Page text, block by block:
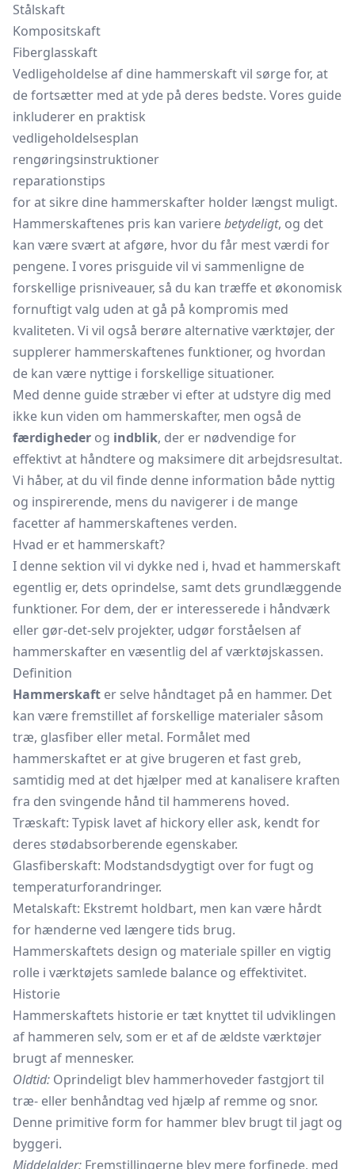
Stålskaft
Kompositskaft
Fiberglasskaft
Vedligeholdelse af dine hammerskaft vil sørge for, at
de fortsætter med at yde på deres bedste. Vores guide
inkluderer en praktisk
vedligeholdelsesplan
rengøringsinstruktioner
reparationstips
for at sikre dine hammerskafter holder længst muligt.
Hammerskaftenes pris kan varierebetydeligt, og det
kan være svært at afgøre, hvor du får mest værdi for
pengene. I vores prisguide vil vi sammenligne de
forskellige prisniveauer, så du kan træffe et økonomisk
fornuftigt valg uden at gå på kompromis med
kvaliteten. Vi vil også berøre alternative værktøjer, der
supplerer hammerskaftenes funktioner, og hvordan
de kan være nyttige i forskellige situationer.
Med denne guide stræber vi efter at udstyre dig med
ikke kun viden om hammerskafter, men også de
færdigheder og indblik, der er nødvendige for
effektivt at håndtere og maksimere dit arbejdsresultat.
Vi håber, at du vil finde denne information både nyttig
og inspirerende, mens du navigerer i de mange
facetter af hammerskaftenes verden.
Hvad er et hammerskaft?
I denne sektion vil vi dykke ned i, hvad et hammerskaft
egentlig er, dets oprindelse, samt dets grundlæggende
funktioner. For dem, der er interesserede i håndværk
eller gør-det-selv projekter, udgør forståelsen af
hammerskafter en væsentlig del af værktøjskassen.
Definition
Hammerskaft er selve håndtaget på en hammer. Det
kan være fremstillet af forskellige materialer såsom
træ, glasfiber eller metal. Formålet med
hammerskaftet er at give brugeren et fast greb,
samtidig med at det hjælper med at kanalisere kraften
fra den svingende hånd til hammerens hoved.
Træskaft: Typisk lavet af hickory eller ask, kendt for
deres stødabsorberende egenskaber.
Glasfiberskaft: Modstandsdygtigt over for fugt og
temperaturforandringer.
Metalskaft: Ekstremt holdbart, men kan være hårdt
for hænderne ved længere tids brug.
Hammerskaftets design og materiale spiller en vigtig
rolle i værktøjets samlede balance og effektivitet.
Historie
Hammerskaftets historie er tæt knyttet til udviklingen
af hammeren selv, som er et af de ældste værktøjer
brugt af mennesker.
Oldtid: Oprindeligt blev hammerhoveder fastgjort til
træ- eller benhåndtag ved hjælp af remme og snor.
Denne primitive form for hammer blev brugt til jagt og
byggeri.
Middelalder: Fremstillingerne blev mere forfinede, med